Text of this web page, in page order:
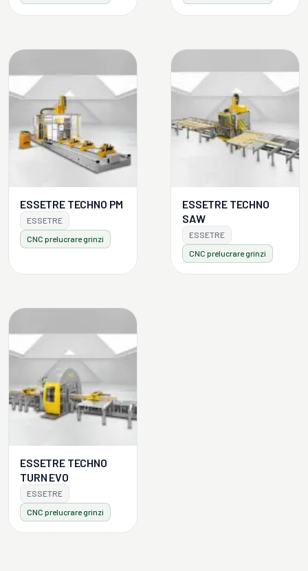
ESSETRE TECHNO PM
ESSETRE
CNC prelucrare grinzi
ESSETRE TECHNO
SAW
ESSETRE
CNC prelucrare grinzi
ESSETRE TECHNO
TURN EVO
ESSETRE
CNC prelucrare grinzi